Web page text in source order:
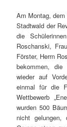
Am Montag,
Stadtwald der
die
Roschanski,
Förster, Herrn
bekommen,
wieder auf
einmal für die
Wettbewerb
wurden 500
nicht